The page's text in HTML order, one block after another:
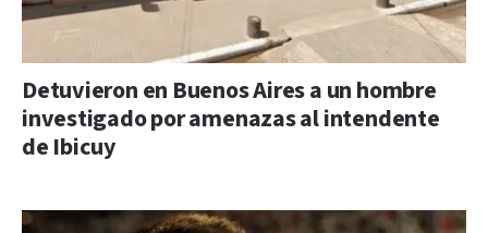
Detuvieron en Buenos Aires a un hombre
investigado por amenazas al intendente
de Ibicuy